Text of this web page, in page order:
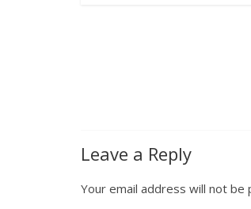
Leave a Reply
Your email address will not be
समाजवादी पार्टी ने किया महंगाई के
August 4, 2021 Editor All Rights 0